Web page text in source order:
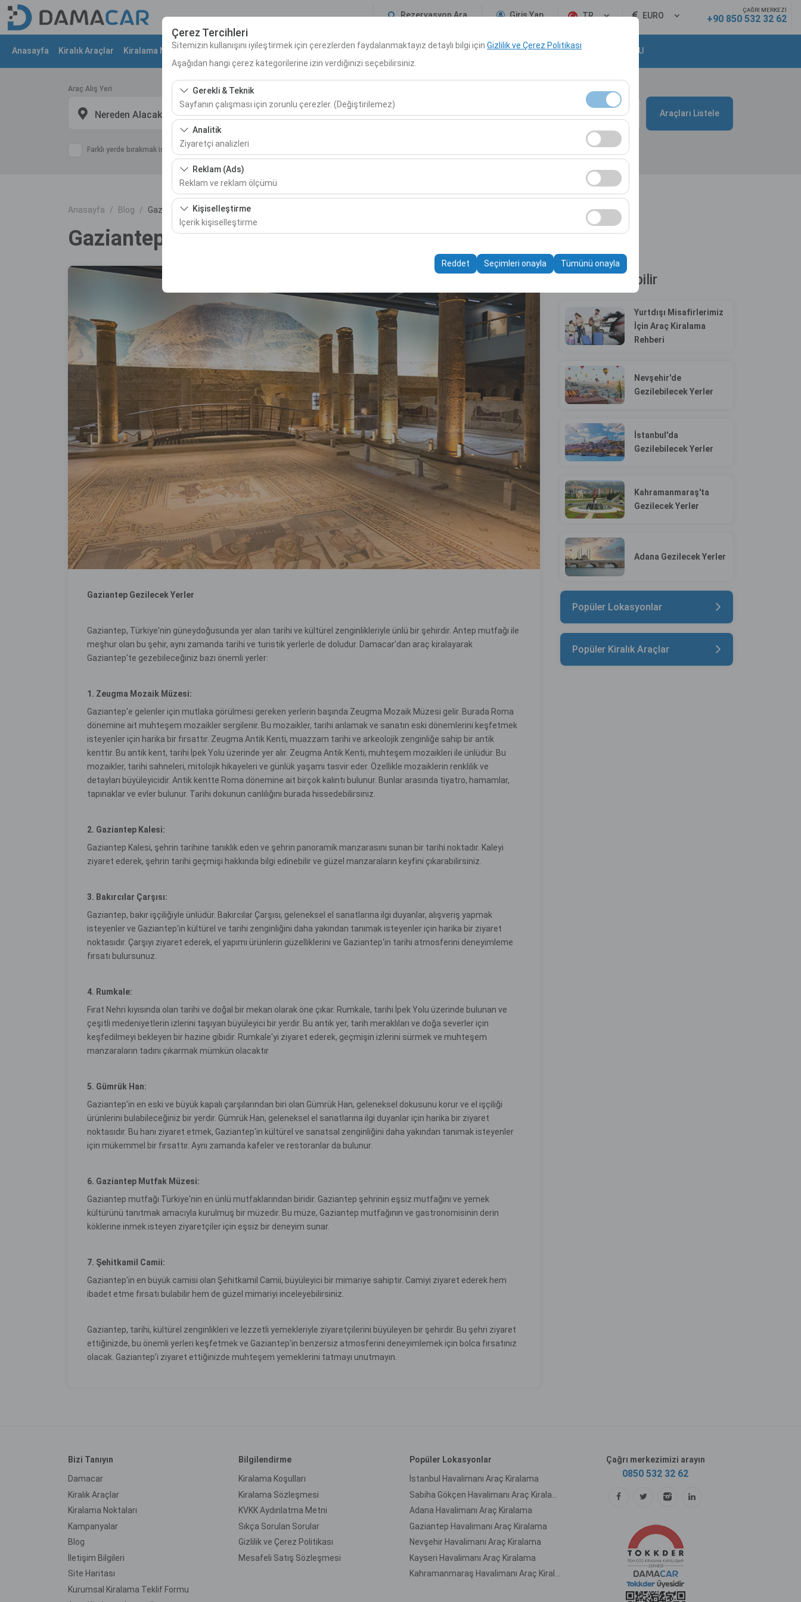
Çerez Tercihleri
Sitemizin kullanışını iyileştirmek için çerezlerden faydalanmaktayız detaylı bilgi için Gizlilik ve Çerez Politikası
Aşağıdan hangi çerez kategorilerine izin verdiğinizi seçebilirsiniz.
Gerekli & Teknik
Sayfanın çalışması için zorunlu çerezler. (Değiştirilemez)
Bu çerezler sitenin doğru şekilde çalışması, güvenlik, oturum yönetimi ve temel işlevler için gereklidir. Devre dışı
bırakılamaz.
Analitik
Ziyaretçi analizleri
Bu çerezler, sitemizin nasıl kullanıldığını (ziyaretçi sayısı, en çok ziyaret edilen sayfalar, kullanıcı davranışları) analiz
etmemizi sağlar. Bu veriler, web sitesi performansını ölçmek ve kullanıcı deneyimini sürekli iyileştirmek için
kullanılır.
Reklam (Ads)
Reklam ve reklam ölçümü
Bu çerezler, size ilgi alanlarınıza uygun kişiselleştirilmiş reklamlar göstermemize ve reklam kampanyalarımızın
etkinliğini (gösterim sayısı, tıklama oranı) ölçmemize olanak tanır.
Kişiselleştirme
İçerik kişiselleştirme
deneyiminizin tutarlılığını ve sürekliliğini sağlamak amacıyla kullanılır.
Reddet Seçimleri onayla Tümünü onayla
Rezervasyon Ara Giriş Yap TR EURO
ÇAĞRI MERKEZİ
+90 850 532 32 62
Anasayfa Kiralık Araçlar Kiralama Noktaları Kampanyalar Hakkımızda Seyahat Rehberi Kiralama Koşulları Blog İletişim KURUMSAL TALEP FORMU
Araç Alış Yeri
Nereden Alacaksınız?
Farklı yerde bırakmak istiyorum
10:00 10:00 Araçları Listele
Anasayfa Blog Gaziantep Gezilecek Yerler
Gaziantep Gezilecek Yerler
Gaziantep Gezilecek Yerler
Gaziantep, Türkiye'nin güneydoğusunda yer alan tarihi ve kültürel zenginlikleriyle ünlü bir şehirdir. Antep mutfağı ile
meşhur olan bu şehir, aynı zamanda tarihi ve turistik yerlerle de doludur. Damacar’dan araç kiralayarak
Gaziantep'te gezebileceğiniz bazı önemli yerler:
1. Zeugma Mozaik Müzesi:
Gaziantep'e gelenler için mutlaka görülmesi gereken yerlerin başında Zeugma Mozaik Müzesi gelir. Burada Roma
dönemine ait muhteşem mozaikler sergilenir. Bu mozaikler, tarihi anlamak ve sanatın eski dönemlerini keşfetmek
isteyenler için harika bir fırsattır. Zeugma Antik Kenti, muazzam tarihi ve arkeolojik zenginliğe sahip bir antik
kenttir. Bu antik kent, tarihi İpek Yolu üzerinde yer alır. Zeugma Antik Kenti, muhteşem mozaikleri ile ünlüdür. Bu
mozaikler, tarihi sahneleri, mitolojik hikayeleri ve günlük yaşamı tasvir eder. Özellikle mozaiklerin renklilik ve
detayları büyüleyicidir. Antik kentte Roma dönemine ait birçok kalıntı bulunur. Bunlar arasında tiyatro, hamamlar,
tapınaklar ve evler bulunur. Tarihi dokunun canlılığını burada hissedebilirsiniz.
2. Gaziantep Kalesi:
Gaziantep Kalesi, şehrin tarihine tanıklık eden ve şehrin panoramik manzarasını sunan bir tarihi noktadır. Kaleyi
ziyaret ederek, şehrin tarihi geçmişi hakkında bilgi edinebilir ve güzel manzaraların keyfini çıkarabilirsiniz.
3. Bakırcılar Çarşısı:
Gaziantep, bakır işçiliğiyle ünlüdür. Bakırcılar Çarşısı, geleneksel el sanatlarına ilgi duyanlar, alışveriş yapmak
isteyenler ve Gaziantep'in kültürel ve tarihi zenginliğini daha yakından tanımak isteyenler için harika bir ziyaret
noktasıdır. Çarşıyı ziyaret ederek, el yapımı ürünlerin güzelliklerini ve Gaziantep'in tarihi atmosferini deneyimleme
fırsatı bulursunuz.
4. Rumkale:
Fırat Nehri kıyısında olan tarihi ve doğal bir mekan olarak öne çıkar. Rumkale, tarihi İpek Yolu üzerinde bulunan ve
çeşitli medeniyetlerin izlerini taşıyan büyüleyici bir yerdir. Bu antik yer, tarih meraklıları ve doğa severler için
keşfedilmeyi bekleyen bir hazine gibidir. Rumkale'yi ziyaret ederek, geçmişin izlerini sürmek ve muhteşem
manzaraların tadını çıkarmak mümkün olacaktır
5. Gümrük Han:
Gaziantep'in en eski ve büyük kapalı çarşılarından biri olan Gümrük Han, geleneksel dokusunu korur ve el işçiliği
ürünlerini bulabileceğiniz bir yerdir. Gümrük Han, geleneksel el sanatlarına ilgi duyanlar için harika bir ziyaret
noktasıdır. Bu hanı ziyaret etmek, Gaziantep'in kültürel ve sanatsal zenginliğini daha yakından tanımak isteyenler
için mükemmel bir fırsattır. Aynı zamanda kafeler ve restoranlar da bulunur.
6. Gaziantep Mutfak Müzesi:
Gaziantep mutfağı Türkiye'nin en ünlü mutfaklarından biridir. Gaziantep şehrinin eşsiz mutfağını ve yemek
kültürünü tanıtmak amacıyla kurulmuş bir müzedir. Bu müze, Gaziantep mutfağının ve gastronomisinin derin
köklerine inmek isteyen ziyaretçiler için eşsiz bir deneyim sunar.
7. Şehitkamil Camii:
Gaziantep'in en büyük camisi olan Şehitkamil Camii, büyüleyici bir mimariye sahiptir. Camiyi ziyaret ederek hem
ibadet etme fırsatı bulabilir hem de güzel mimariyi inceleyebilirsiniz.
Gaziantep, tarihi, kültürel zenginlikleri ve lezzetli yemekleriyle ziyaretçilerini büyüleyen bir şehirdir. Bu şehri ziyaret
ettiğinizde, bu önemli yerleri keşfetmek ve Gaziantep'in benzersiz atmosferini deneyimlemek için bolca fırsatınız
olacak. Gaziantep’i ziyaret ettiğinizde muhteşem yemeklerini tatmayı unutmayın.
İlginizi Çekebilir
Yurtdışı Misafirlerimiz
İçin Araç Kiralama
Rehberi
Nevşehir'de
Gezilebilecek Yerler
İstanbul'da
Gezilebilecek Yerler
Kahramanmaraş'ta
Gezilecek Yerler
Adana Gezilecek Yerler
Popüler Lokasyonlar
Popüler Kiralık Araçlar
Bizi Tanıyın
Damacar
Kiralık Araçlar
Kiralama Noktaları
Kampanyalar
Blog
İletişim Bilgileri
Site Haritası
Kurumsal Kiralama Teklif Formu
Bilgilendirme
Kiralama Koşulları
Kiralama Sözleşmesi
KVKK Aydınlatma Metni
Sıkça Sorulan Sorular
Gizlilik ve Çerez Politikası
Mesafeli Satış Sözleşmesi
Popüler Lokasyonlar
İstanbul Havalimanı Araç Kiralama
Adana Havalimanı Araç Kiralama
Gaziantep Havalimanı Araç Kiralama
Nevşehir Havalimanı Araç Kiralama
Kayseri Havalimanı Araç Kiralama
Kahramanmaraş Havalimanı Araç Kiralama
Çağrı merkezimizi arayın
0850 532 32 62